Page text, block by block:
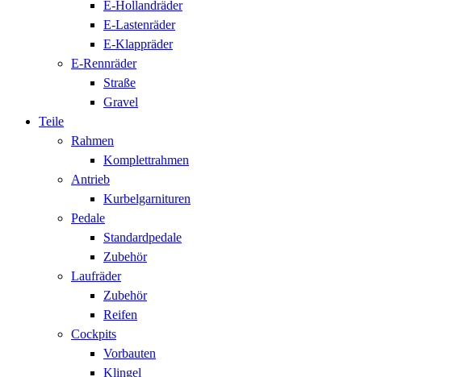
E-Hollandräder
E-Lastenräder
E-Klappräder
E-Rennräder
Straße
Gravel
Teile
Rahmen
Komplettrahmen
Antrieb
Kurbelgarnituren
Pedale
Standardpedale
Zubehör
Laufräder
Zubehör
Reifen
Cockpits
Vorbauten
Klingel